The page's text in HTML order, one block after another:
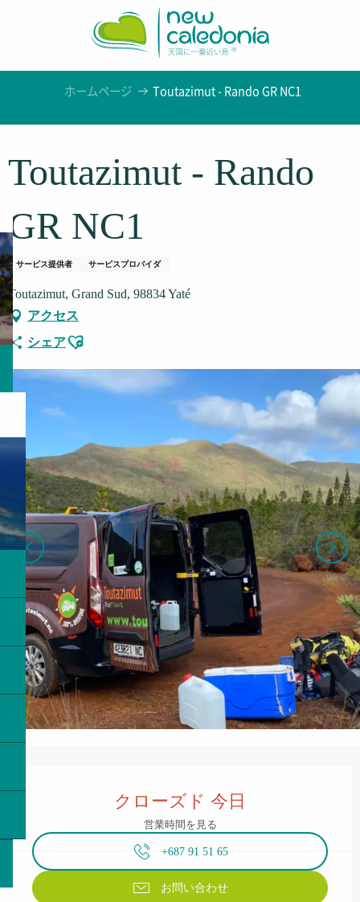
ホームページ Toutazimut - Rando GR NC1
Toutazimut - Rando
GR NC1
サービス提供者 サービスプロバイダ
Toutazimut, Grand Sud, 98834 Yaté
アクセス
シェアAjouter aux favoris
クローズド 今日
営業時間を見る
+687 91 51 65
お問い合わせ